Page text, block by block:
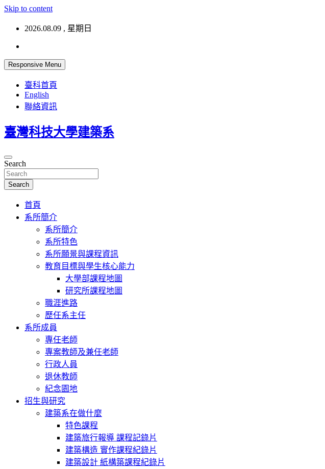
Skip to content
2026.08.09 , 星期日
Responsive Menu
臺科首頁
English
聯絡資訊
臺灣科技大學建築系
Search
Search
首頁
系所簡介
系所簡介
系所特色
系所願景與課程資訊
教育目標與學生核心能力
大學部課程地圖
研究所課程地圖
職涯進路
歷任系主任
系所成員
專任老師
專案教師及兼任老師
行政人員
退休教師
紀念園地
招生與研究
建築系在做什麼
特色課程
建築旅行報導 課程記錄片
建築構造 實作課程紀錄片
建築設計 紙構築課程紀錄片